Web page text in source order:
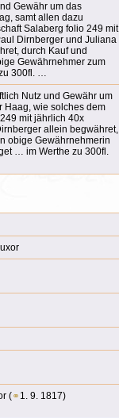
Gewähr um das
samt allen dazu
Salaberg folio 249 mit
Dirnberger und Juliana
durch Kauf und
Gewährnehmer zum
300fl. …
Nutz und Gewähr um
wie solches dem
mit jährlich 40x
allein begwähret,
obige Gewährnehmerin
… im Werthe zu 300fl.
(⚭ 1. 9. 1817)